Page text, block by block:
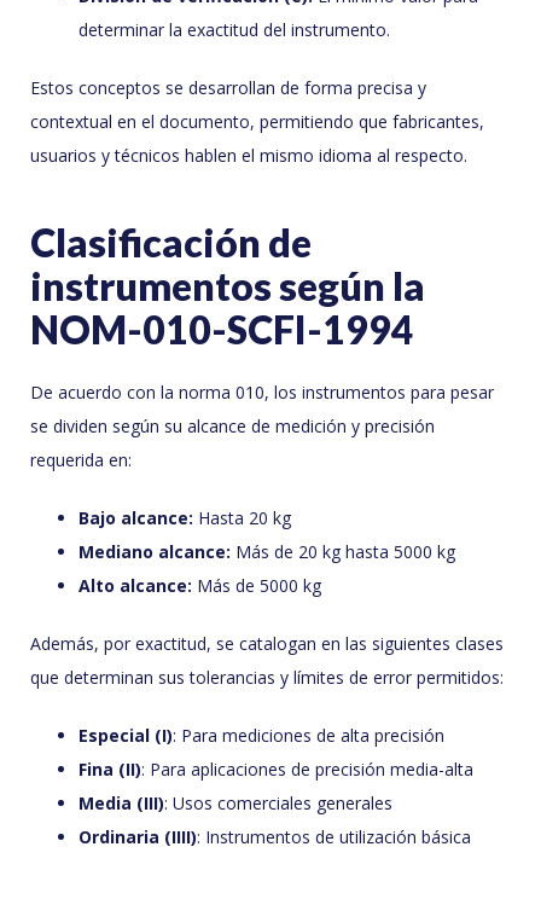
determinar la exactitud del instrumento.
Estos conceptos se desarrollan de forma precisa y
contextual en el documento, permitiendo que fabricantes,
usuarios y técnicos hablen el mismo idioma al respecto.
Clasificación de
instrumentos según la
NOM-010-SCFI-1994
De acuerdo con la norma 010, los instrumentos para pesar
se dividen según su alcance de medición y precisión
requerida en:
Bajo alcance: Hasta 20 kg
Mediano alcance: Más de 20 kg hasta 5000 kg
Alto alcance: Más de 5000 kg
Además, por exactitud, se catalogan en las siguientes clases
que determinan sus tolerancias y límites de error permitidos:
Especial (I): Para mediciones de alta precisión
Fina (II): Para aplicaciones de precisión media-alta
Media (III): Usos comerciales generales
Ordinaria (IIII): Instrumentos de utilización básica